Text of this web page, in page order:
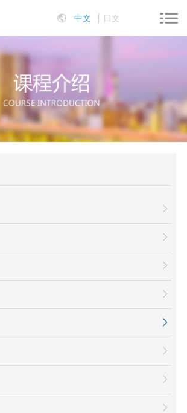
中文 日文